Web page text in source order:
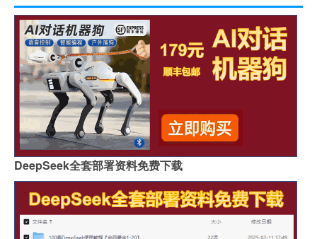
DeepSeek全套部署资料免费下载